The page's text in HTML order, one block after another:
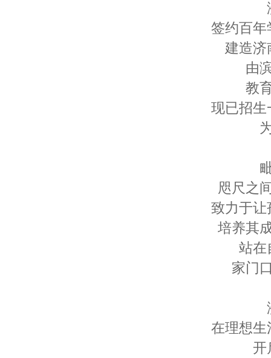
签约百
建造济
由
教
现已招生
咫尺之
致力于让
培养其
站在
家门
在理想生
开